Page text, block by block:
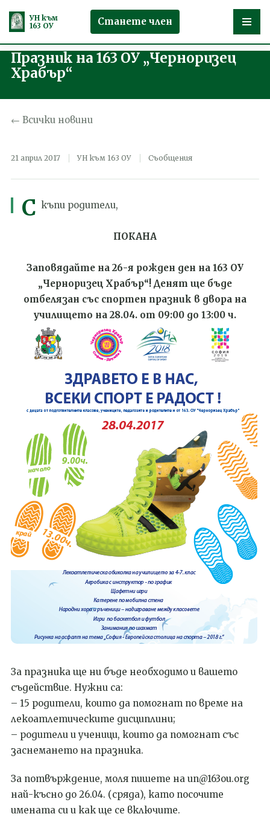
Продължете
към
съдържанието
УН към
163 ОУ
Станете член
Празник на 163 ОУ „Черноризец
Храбър“
← Всички новини
21 април 2017 УН към 163 ОУ Съобщения
С къпи родители,
ПОКАНА
Заповядайте на 26-я рожден ден на 163 ОУ
„Черноризец Храбър“! Денят ще бъде
отбелязан със спортен празник в двора на
училището на 28.04. от 09:00 до 13:00 ч.
За празника ще ни бъде необходимо и вашето
съдействие. Нужни са:
– 15 родители, които да помогнат по време на
лекоатлетическите дисциплини;
– родители и ученици, които да помогнат със
заснемането на празника.
За потвърждение, моля пишете на un@163ou.org
най-късно до 26.04. (сряда), като посочите
имената си и как ще се включите.